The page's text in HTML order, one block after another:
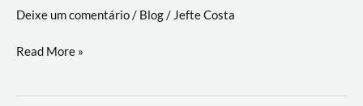
a
workflows
Deixe um comentário/ Blog/ Jefte Costa
teste
palyer
Read More »